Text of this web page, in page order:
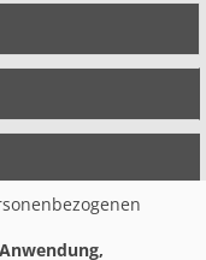
Dienst­